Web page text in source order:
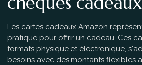
Les cartes cadeaux Amazon
pratique pour offrir un cadeau. Ces
formats physique et électronique,
besoins avec des montants flexibles